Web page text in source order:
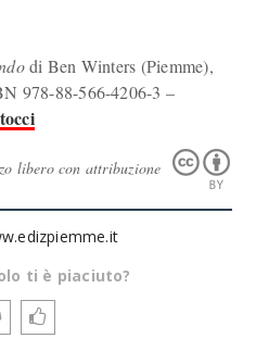
di Ben Winters (Piemme),
978-88-566-4206-3 –
libero con attribuzione
ti è piaciuto?